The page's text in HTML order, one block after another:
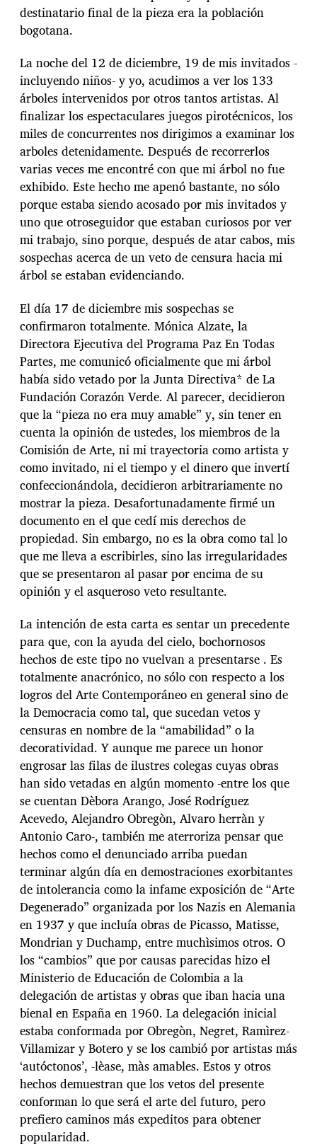
destinatario final de la pieza era la población
bogotana.
La noche del 12 de diciembre, 19 de mis invitados -
incluyendo niños- y yo, acudimos a ver los 133
árboles intervenidos por otros tantos artistas. Al
finalizar los espectaculares juegos pirotécnicos, los
miles de concurrentes nos dirigimos a examinar los
arboles detenidamente. Después de recorrerlos
varias veces me encontré con que mi árbol no fue
exhibido. Este hecho me apenó bastante, no sólo
porque estaba siendo acosado por mis invitados y
uno que otroseguidor que estaban curiosos por ver
mi trabajo, sino porque, después de atar cabos, mis
sospechas acerca de un veto de censura hacia mi
árbol se estaban evidenciando.
El día 17 de diciembre mis sospechas se
confirmaron totalmente. Mónica Alzate, la
Directora Ejecutiva del Programa Paz En Todas
Partes, me comunicó oficialmente que mi árbol
había sido vetado por la Junta Directiva* de La
Fundación Corazón Verde. Al parecer, decidieron
que la “pieza no era muy amable” y, sin tener en
cuenta la opinión de ustedes, los miembros de la
Comisión de Arte, ni mi trayectoria como artista y
como invitado, ni el tiempo y el dinero que invertí
confeccionándola, decidieron arbitrariamente no
mostrar la pieza. Desafortunadamente firmé un
documento en el que cedí mis derechos de
propiedad. Sin embargo, no es la obra como tal lo
que me lleva a escribirles, sino las irregularidades
que se presentaron al pasar por encima de su
opinión y el asqueroso veto resultante.
La intención de esta carta es sentar un precedente
para que, con la ayuda del cielo, bochornosos
hechos de este tipo no vuelvan a presentarse . Es
totalmente anacrónico, no sólo con respecto a los
logros del Arte Contemporáneo en general sino de
la Democracia como tal, que sucedan vetos y
censuras en nombre de la “amabilidad” o la
decoratividad. Y aunque me parece un honor
engrosar las filas de ilustres colegas cuyas obras
han sido vetadas en algún momento -entre los que
se cuentan Dèbora Arango, José Rodríguez
Acevedo, Alejandro Obregòn, Alvaro herràn y
Antonio Caro-, también me aterroriza pensar que
hechos como el denunciado arriba puedan
terminar algún día en demostraciones exorbitantes
de intolerancia como la infame exposición de “Arte
Degenerado” organizada por los Nazis en Alemania
en 1937 y que incluía obras de Picasso, Matisse,
Mondrian y Duchamp, entre muchìsimos otros. O
los “cambios” que por causas parecidas hizo el
Ministerio de Educación de Colombia a la
delegación de artistas y obras que iban hacia una
bienal en España en 1960. La delegación inicial
estaba conformada por Obregòn, Negret, Ramìrez-
Villamizar y Botero y se los cambió por artistas más
‘autóctonos’, -lèase, màs amables. Estos y otros
hechos demuestran que los vetos del presente
conforman lo que será el arte del futuro, pero
prefiero caminos más expeditos para obtener
popularidad.